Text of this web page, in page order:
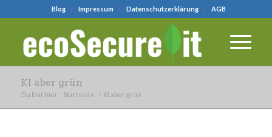
Blog Impressum Datenschutzerklärung AGB
KI aber grün
Du bist hier: Startseite / KI aber grün